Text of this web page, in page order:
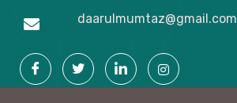
daarulmumtaz@gmail.com